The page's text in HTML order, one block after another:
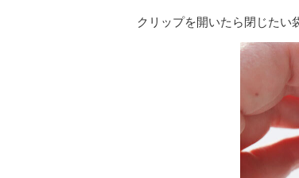
クリップを開いたら閉じたい